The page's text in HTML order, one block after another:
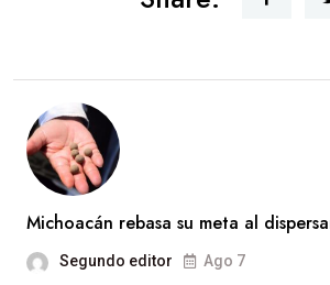
Michoacán rebasa su meta al
Segundo editor Ago 7